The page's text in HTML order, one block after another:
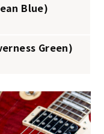
Blue)
Green)